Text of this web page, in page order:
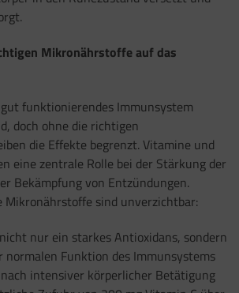
Mikronährstoffe auf das
funktionierendes Immunsystem
doch ohne die richtigen
die Effekte begrenzt. Vitamine und
eine zentrale Rolle bei der Stärkung der
Bekämpfung von Entzündungen.
Mikronährstoffe sind unverzichtbar:
nur ein starkes Antioxidans, sondern
Funktion des Immunsystems
intensiver körperlicher Betätigung